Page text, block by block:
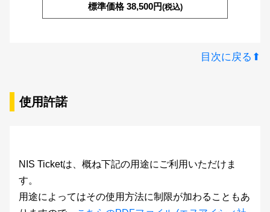
JTCナミキ特太楷書外字
標準価格 38,500円(税込)
目次に戻る⬆︎
使用許諾
NIS Ticketは、概ね下記の用途にご利用いただけま
す。
用途によってはその使用方法に制限が加わることもあ